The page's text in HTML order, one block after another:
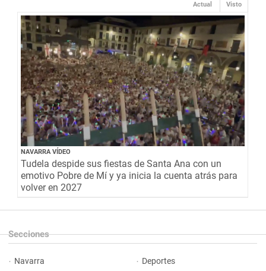
Visto
Actual
NAVARRA VÍDEO
Tudela despide sus fiestas de Santa Ana con un
emotivo Pobre de Mí y ya inicia la cuenta atrás para
volver en 2027
Secciones
Navarra Deportes